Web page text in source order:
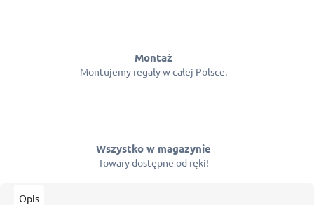
Montaż
Montujemy regały w całej Polsce.
Wszystko w magazynie
Towary dostępne od ręki!
Opis